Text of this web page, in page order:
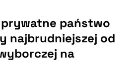
prywatne państwo
najbrudniejszej od
na